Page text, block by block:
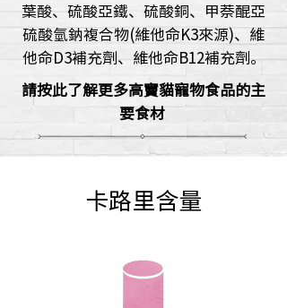
葉酸、硫酸亞鐵、硫酸銅、甲萘醌亞
硫酸氫鈉複合物(維他命K3來源)、維
他命D3補充劑、維他命B12補充劑。
請按此了解更多高竇貓寵物食品的主
要食材
卡路里含量